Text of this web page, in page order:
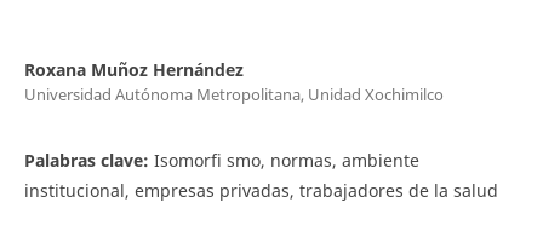
Roxana Muñoz Hernández
Universidad Autónoma Metropolitana, Unidad Xochimilco
Palabras clave: Isomorfi smo, normas, ambiente
institucional, empresas privadas, trabajadores de la salud